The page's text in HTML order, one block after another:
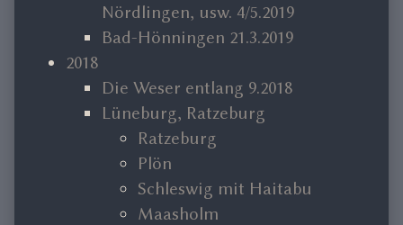
Nördlingen, usw. 4/5.2019
Bad-Hönningen 21.3.2019
2018
Die Weser entlang 9.2018
Lüneburg, Ratzeburg
Ratzeburg
Plön
Schleswig mit Haitabu
Maasholm